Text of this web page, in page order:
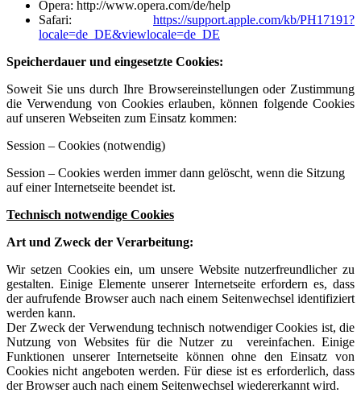
Opera: http://www.opera.com/de/help
Safari: https://support.apple.com/kb/PH17191?
locale=de_DE&viewlocale=de_DE
Speicherdauer und eingesetzte Cookies:
Soweit Sie uns durch Ihre Browsereinstellungen oder Zustimmung
die Verwendung von Cookies erlauben, können folgende Cookies
auf unseren Webseiten zum Einsatz kommen:
Session – Cookies (notwendig)
Session – Cookies werden immer dann gelöscht, wenn die Sitzung
auf einer Internetseite beendet ist.
Technisch notwendige Cookies
Art und Zweck der Verarbeitung:
Wir setzen Cookies ein, um unsere Website nutzerfreundlicher zu
gestalten. Einige Elemente unserer Internetseite erfordern es, dass
der aufrufende Browser auch nach einem Seitenwechsel identifiziert
werden kann.
Der Zweck der Verwendung technisch notwendiger Cookies ist, die
Nutzung von Websites für die Nutzer zu vereinfachen. Einige
Funktionen unserer Internetseite können ohne den Einsatz von
Cookies nicht angeboten werden. Für diese ist es erforderlich, dass
der Browser auch nach einem Seitenwechsel wiedererkannt wird.